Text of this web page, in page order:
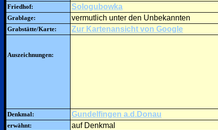
Friedhof:
Sologubowka
Grablage: vermutlich unter den Unbekannten
Grabstätte/Karte: Zur Kartenansicht von Google
Auszeichnungen:
Denkmal: Gundelfingen a.d.Donau
erwähnt: auf Denkmal